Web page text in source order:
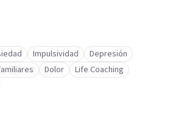
Impulsividad
Depresión
Dolor
Life Coaching